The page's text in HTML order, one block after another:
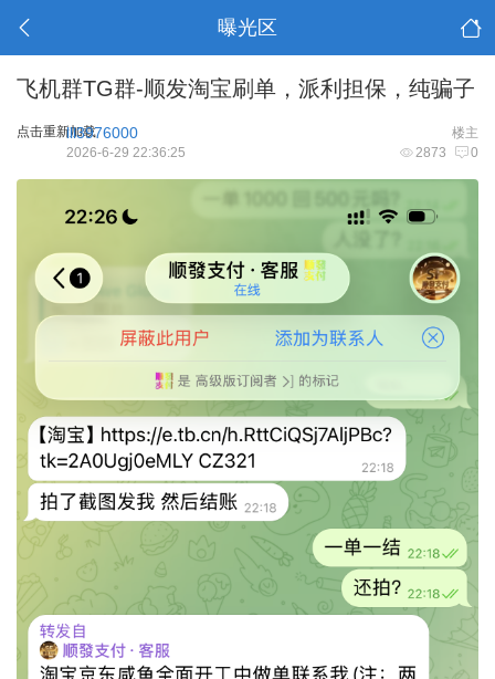
曝光区
飞机群TG群-顺发淘宝刷单，派利担保，纯骗子
点击重新加载 楼主
lll3976000
2873 0
2026-6-29 22:36:25